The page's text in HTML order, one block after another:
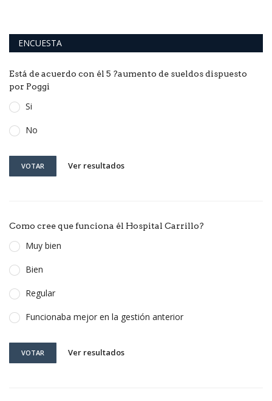
ENCUESTA
Está de acuerdo con él 5 ?aumento de sueldos dispuesto
por Poggi
Si
No
VOTAR Ver resultados
Como cree que funciona él Hospital Carrillo?
Muy bien
Bien
Regular
Funcionaba mejor en la gestión anterior
VOTAR Ver resultados